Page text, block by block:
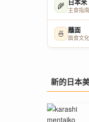
🌾 日本米
主食指南
🍜 蘸面
面食文化
新的日本